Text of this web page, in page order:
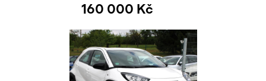
160 000 Kč